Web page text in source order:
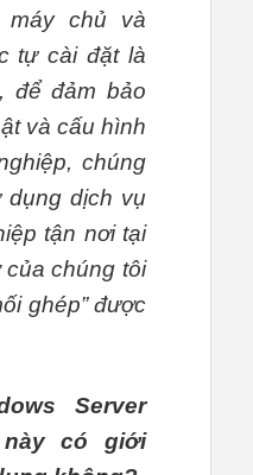
chủ và
tự cài đặt là
để đảm bảo
và cấu hình
chúng
dụng dịch vụ
tận nơi tại
của chúng tôi
ghép” được
Server
này có giới